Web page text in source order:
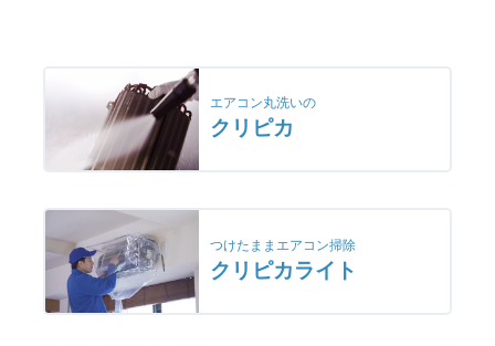
エアコン丸洗いの
クリピカ
つけたままエアコン掃除
クリピカライト